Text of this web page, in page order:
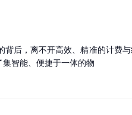
后，离不开高效、精准的计费
智能、便捷于一体的物